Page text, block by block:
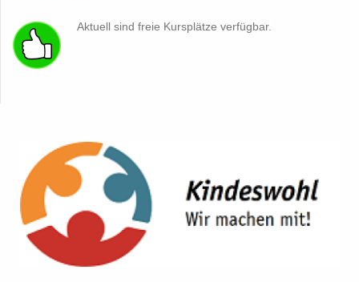
Aktuell sind freie Kursplätze verfügbar.